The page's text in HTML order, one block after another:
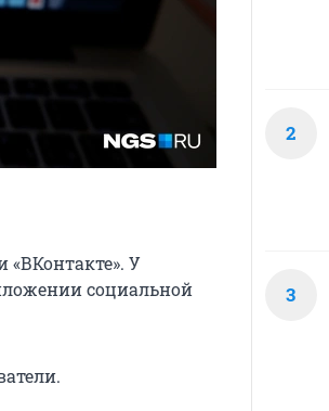
«ВКонтакте». У
социальной
2
3